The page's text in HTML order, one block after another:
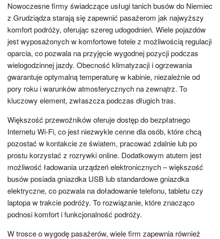
Nowoczesne firmy świadczące usługi tanich busów do Niemiec
z Grudziądza starają się zapewnić pasażerom jak najwyższy
komfort podróży, oferując szereg udogodnień. Wiele pojazdów
jest wyposażonych w komfortowe fotele z możliwością regulacji
oparcia, co pozwala na przyjęcie wygodnej pozycji podczas
wielogodzinnej jazdy. Obecność klimatyzacji i ogrzewania
gwarantuje optymalną temperaturę w kabinie, niezależnie od
pory roku i warunków atmosferycznych na zewnątrz. To
kluczowy element, zwłaszcza podczas długich tras.
Większość przewoźników oferuje dostęp do bezpłatnego
Internetu Wi-Fi, co jest niezwykle cenne dla osób, które chcą
pozostać w kontakcie ze światem, pracować zdalnie lub po
prostu korzystać z rozrywki online. Dodatkowym atutem jest
możliwość ładowania urządzeń elektronicznych – większość
busów posiada gniazdka USB lub standardowe gniazdka
elektryczne, co pozwala na doładowanie telefonu, tabletu czy
laptopa w trakcie podróży. To rozwiązanie, które znacząco
podnosi komfort i funkcjonalność podróży.
W trosce o wygodę pasażerów, wiele firm zapewnia również